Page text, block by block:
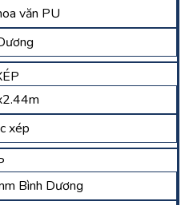
văn PU
xép
Bình Dương